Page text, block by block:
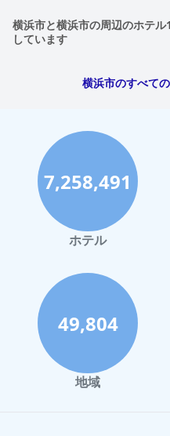
ドリー設備が必要な方のため
可能です。
横浜市と横浜市の周辺のホテ
しています
横浜市のすべて
7,258,491
ホテル
49,804
地域